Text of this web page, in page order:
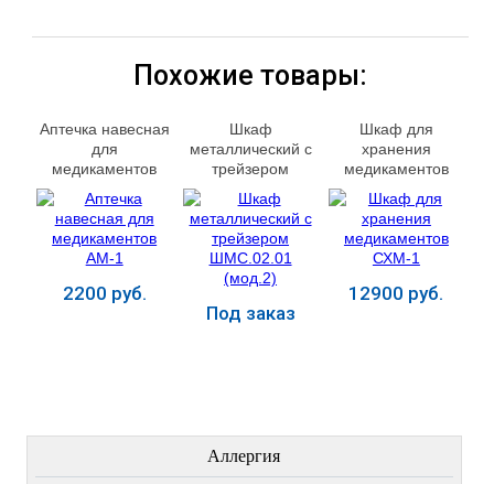
Похожие товары:
Аптечка навесная
для
медикаментов
2200 руб.
Шкаф
металлический с
трейзером
(мод.2)
Под заказ
Шкаф для
хранения
медикаментов
12900 руб.
Аллергия